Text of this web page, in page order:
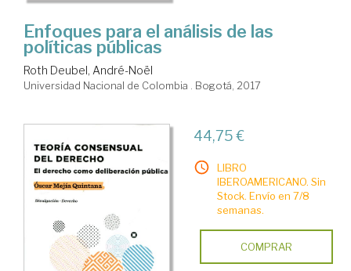
Enfoques para el análisis de las
políticas públicas
Roth Deubel, André-Noël
Universidad Nacional de Colombia . Bogotá, 2017
44,75 €
LIBRO
IBEROAMERICANO. Sin
Stock. Envío en 7/8
semanas.
COMPRAR